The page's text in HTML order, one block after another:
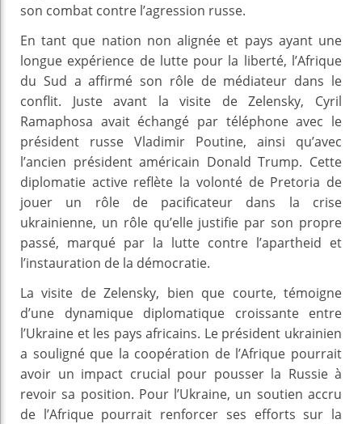
son combat contre l’agression russe.
En tant que nation non alignée et pays ayant une
longue expérience de lutte pour la liberté, l’Afrique
du Sud a affirmé son rôle de médiateur dans le
conflit. Juste avant la visite de Zelensky, Cyril
Ramaphosa avait échangé par téléphone avec le
président russe Vladimir Poutine, ainsi qu’avec
l’ancien président américain Donald Trump. Cette
diplomatie active reflète la volonté de Pretoria de
jouer un rôle de pacificateur dans la crise
ukrainienne, un rôle qu’elle justifie par son propre
passé, marqué par la lutte contre l’apartheid et
l’instauration de la démocratie.
La visite de Zelensky, bien que courte, témoigne
d’une dynamique diplomatique croissante entre
l’Ukraine et les pays africains. Le président ukrainien
a souligné que la coopération de l’Afrique pourrait
avoir un impact crucial pour pousser la Russie à
revoir sa position. Pour l’Ukraine, un soutien accru
de l’Afrique pourrait renforcer ses efforts sur la